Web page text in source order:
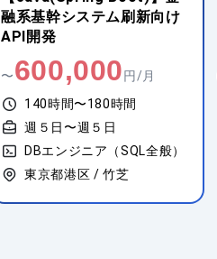
融系基幹システム刷新向け
API開発
〜600,000 円/月
140時間〜180時間
週５日〜週５日
DBエンジニア（SQL全般）
東京都港区 / 竹芝